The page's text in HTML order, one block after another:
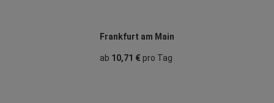
Frankfurt am Main
ab 10,71 € pro Tag